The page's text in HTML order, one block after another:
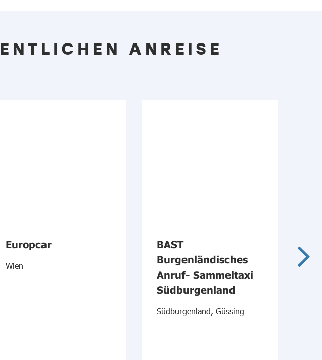
ANREISE
Europcar
Wien
BAST
Burgenländisches
Anruf- Sammeltaxi
Südburgenland
Südburgenland, Güssing